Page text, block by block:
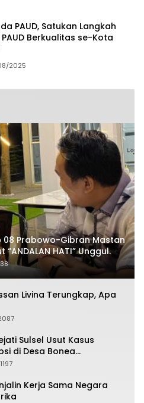
PAUD, Satukan Langkah
Berkualitas se-Kota
2025
08 Prabowo-Gibran Mastan
“ANDALAN HATI” Unggul.
Livina Terungkap, Apa
Sulsel Usut Kasus
di Desa Bonea
Selayar
1197
Kerja Sama Negara